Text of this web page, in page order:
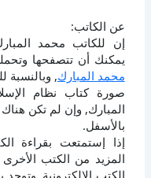
عن الكاتب:
إن للكاتب محمد
يمكنك أن تتصفحها
محمد المبارك, وبالنسبة
صورة كتاب نظام
المبارك, وإن لم تكن
بالأسفل.
إذا إستمتعت بقراءة
المزيد من الكتب
الكتب الإلكترونية,